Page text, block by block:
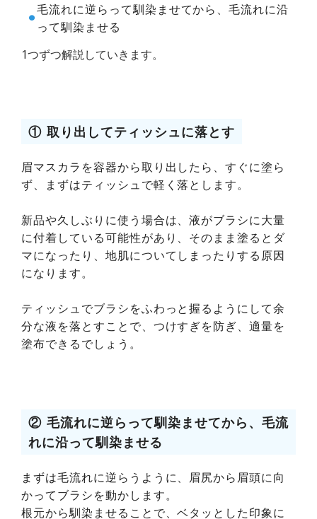
⚫︎
毛流れに逆らって馴染ませてから、毛流れに沿
って馴染ませる
1つずつ解説していきます。
① 取り出してティッシュに落とす
眉マスカラを容器から取り出したら、すぐに塗ら
ず、まずはティッシュで軽く落とします。
新品や久しぶりに使う場合は、液がブラシに大量
に付着している可能性があり、そのまま塗るとダ
マになったり、地肌についてしまったりする原因
になります。
ティッシュでブラシをふわっと握るようにして余
分な液を落とすことで、つけすぎを防ぎ、適量を
塗布できるでしょう。
② 毛流れに逆らって馴染ませてから、毛流
れに沿って馴染ませる
まずは毛流れに逆らうように、眉尻から眉頭に向
かってブラシを動かします。
根元から馴染ませることで、ベタッとした印象に